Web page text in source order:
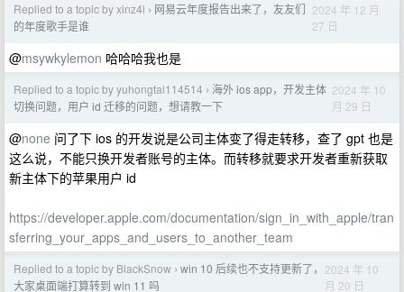
Replied to a topic by xinz4l › 网易云年度报告出来了，友友们
的年度歌手是谁
2024 年 12 月
27 日
@msywkylemon 哈哈哈我也是
Replied to a topic by yuhongtai114514 › 海外 ios app，开发主体
切换问题，用户 id 迁移的问题，想请教一下
2024 年 10
月 29 日
@none 问了下 ios 的开发说是公司主体变了得走转移，查了 gpt 也是
这么说，不能只换开发者账号的主体。而转移就要求开发者重新获取
新主体下的苹果用户 id
https://developer.apple.com/documentation/sign_in_with_apple/tran
sferring_your_apps_and_users_to_another_team
Replied to a topic by BlackSnow › win 10 后续也不支持更新了，
大家桌面端打算转到 win 11 吗
2024 年 10
月 20 日